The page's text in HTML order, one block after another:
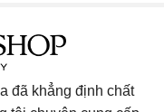
đã khẳng định chất